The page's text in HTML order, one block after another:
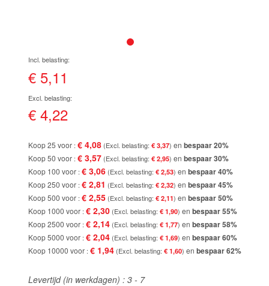
het
begin
afbeeldingen-
€ 5,11
€ 4,22
Koop 25 voor € 4,08 € 3,37 en bespaar20%
Koop 50 voor € 3,57 € 2,95 en bespaar30%
Koop 100 voor € 3,06 € 2,53 en bespaar40%
Koop 250 voor € 2,81 € 2,32 en bespaar45%
Koop 500 voor € 2,55 € 2,11 en bespaar50%
Koop 1000 voor € 2,30 € 1,90 en bespaar55%
Koop 2500 voor € 2,14 € 1,77 en bespaar58%
Koop 5000 voor € 2,04 € 1,69 en bespaar60%
Koop 10000 voor € 1,94 € 1,60 en bespaar62%
Levertijd (in werkdagen) : 3 - 7